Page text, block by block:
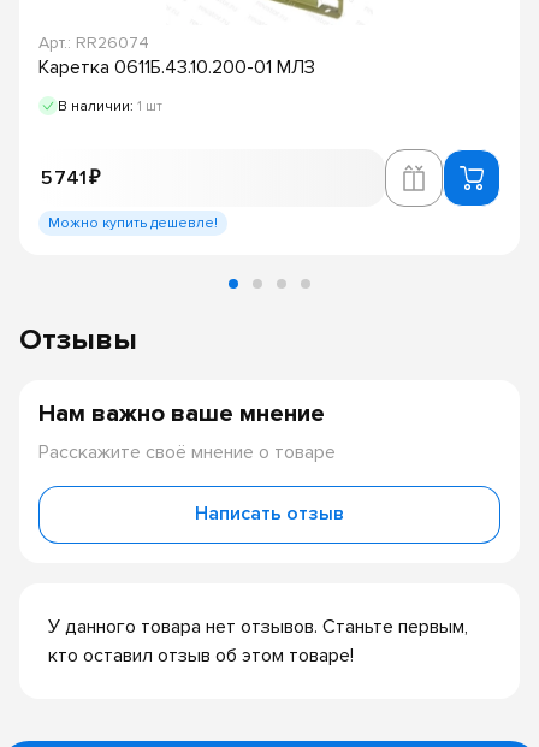
Арт.: RR26074
Каретка 0611Б.43.10.200-01 МЛЗ
В наличии: 1 шт
5 741 ₽
Можно купить дешевле!
Отзывы
У данного товара нет отзывов. Станьте первым,
кто оставил отзыв об этом товаре!
Нам важно ваше мнение
Расскажите своё мнение о товаре
Написать отзыв